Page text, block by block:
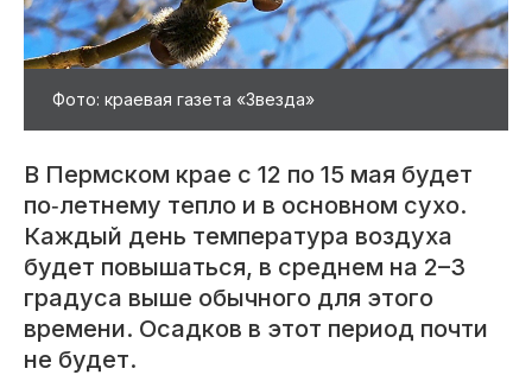
Фото: краевая газета «Звезда»
В Пермском крае с 12 по 15 мая будет
по‑летнему тепло и в основном сухо.
Каждый день температура воздуха
будет повышаться, в среднем на 2–3
градуса выше обычного для этого
времени. Осадков в этот период почти
не будет.